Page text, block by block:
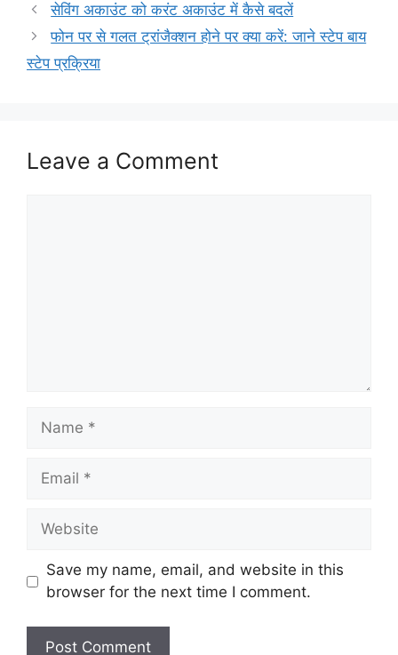
सेविंग अकाउंट को करंट अकाउंट में कैसे बदलें
फोन पर से गलत ट्रांजैक्शन होने पर क्या करें: जाने स्टेप बाय
स्टेप प्रक्रिया
Leave a Comment
Name
Email
Website
Save my name, email, and website in this
browser for the next time I comment.